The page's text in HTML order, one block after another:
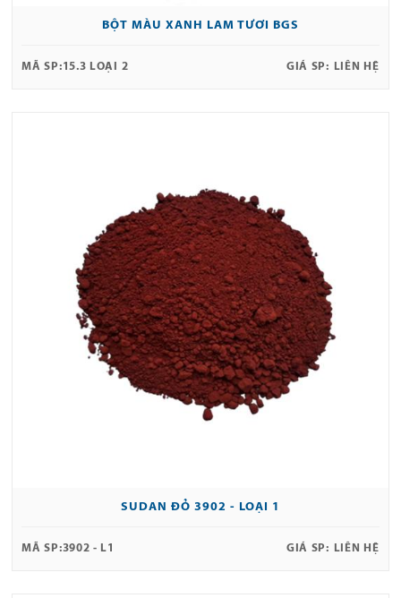
BỘT MÀU XANH LAM TƯƠI BGS
MÃ SP:15.3 LOẠI 2 GIÁ SP: LIÊN HỆ
SUDAN ĐỎ 3902 - LOẠI 1
MÃ SP:3902 - L1 GIÁ SP: LIÊN HỆ